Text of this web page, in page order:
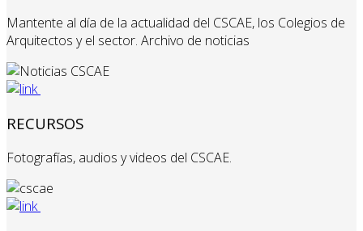
Mantente al día de la actualidad del CSCAE, los Colegios de
Arquitectos y el sector. Archivo de noticias
RECURSOS
Fotografías, audios y videos del CSCAE.